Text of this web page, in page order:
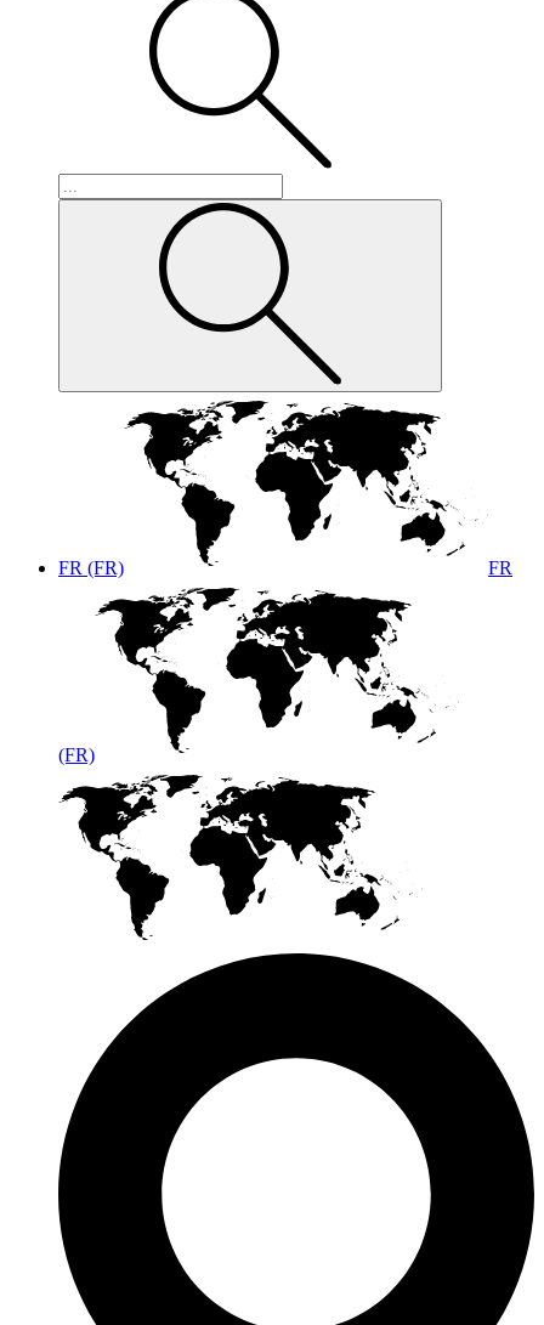
FR (FR) FR
(FR)